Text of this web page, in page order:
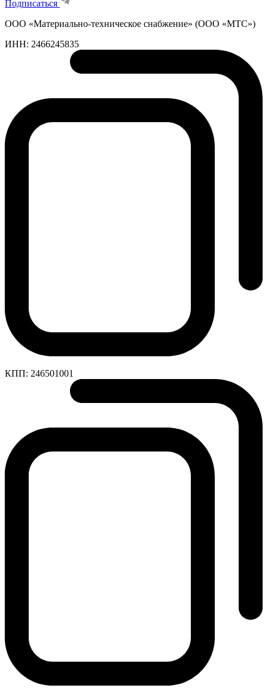
Подписаться
ООО «Материально-техническое снабжение» (ООО «МТС»)
ИНН: 2466245835
КПП: 246501001